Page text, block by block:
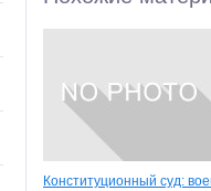
Конституционный суд: